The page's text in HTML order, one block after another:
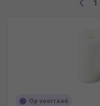
Studded fixing
Cupped reverse
Edge-holding locking
1
Op voorraad